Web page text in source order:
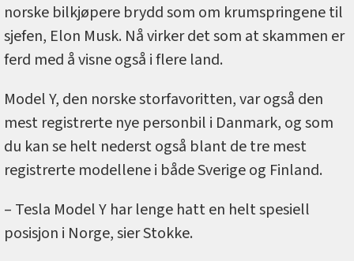
norske bilkjøpere brydd som om krumspringene til
sjefen, Elon Musk. Nå virker det som at skammen er
ferd med å visne også i flere land.
Model Y, den norske storfavoritten, var også den
mest registrerte nye personbil i Danmark, og som
du kan se helt nederst også blant de tre mest
registrerte modellene i både Sverige og Finland.
– Tesla Model Y har lenge hatt en helt spesiell
posisjon i Norge, sier Stokke.